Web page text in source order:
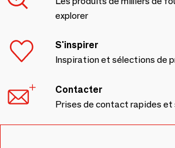
explorer
S'inspirer
Inspiration et sélections de
Contacter
Prises de contact rapides